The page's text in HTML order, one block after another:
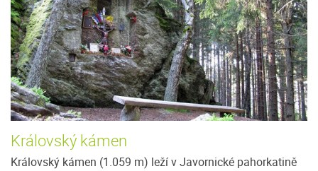
Královský kámen
Královský kámen (1.059 m) leží v Javornické pahorkatině